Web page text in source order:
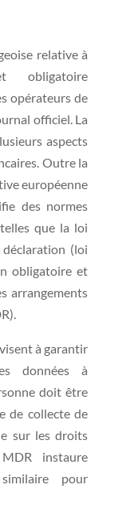
relative à
obligatoire
opérateurs de
officiel. La
aspects
Outre la
européenne
des normes
que la loi
(loi
obligatoire et
arrangements
à garantir
données à
doit être
de collecte de
sur les droits
instaure
pour